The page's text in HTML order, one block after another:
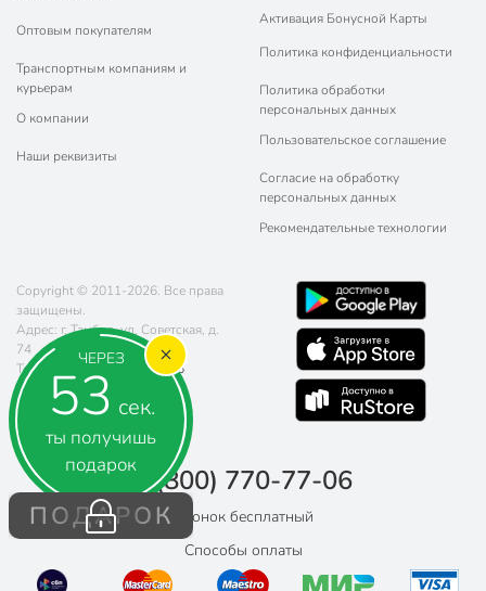
ЧЕРЕЗ
52 сек.
ты получишь
подарок
ПОДАРОК
2 x 23 x 23 см
Оптовым покупателям
Транспортным компаниям и
курьерам
О компании
Наши реквизиты
Активация Бонусной Карты
Политика конфиденциальности
Политика обработки
персональных данных
Пользовательское соглашение
Согласие на обработку
персональных данных
Рекомендательные технологии
Copyright © 2011-2026. Все права
защищены.
Адрес: г. Тамбов, ул. Советская, д.
74
Телефон:
8 (800) 770-77-06
Почта:sales@poryadok.ru
8 (800) 770-77-06
Звонок бесплатный
Способы оплаты